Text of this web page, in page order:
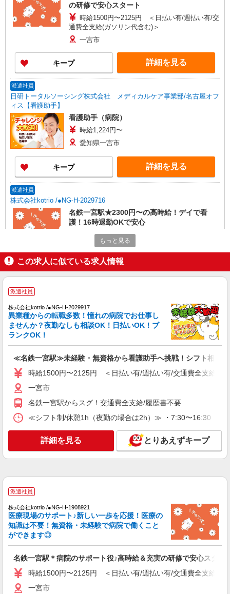
の研修で安心スタート
時給1500円〜2125円 ＜日払い有/週払い有/交
通費全支給(ガソリン代含む)＞
一宮市
キープ 詳細を見る
派遣社員
日研トータルソーシング株式会社 メディカルケア事業部/名古屋オフ
ィス【看護助手】
看護助手（病院）
時給1,224円〜
愛知県一宮市
キープ 詳細を見る
派遣社員
株式会社kotrio /●NG-H-2029716
名鉄一宮駅★2300円〜の高時給！デイで看
護！16時退勤OKで安心
時給2300円〜2875円＜交通費全額支給(ガソリ
ン代含む)/日払い可/週払い可＞
一宮市
詳細を見る
株式会社kotrio /●NG-H-2093546
≪名鉄一宮駅≫未経験・無資格から看護助手へ
時給1500円〜2125円 ＜日払い有/週払い有/交
通費全支給(ガソリン代含む)＞
一宮市
派遣社員
看護助手
時給1600円 ◆前払い・日払い・週払いOK
派遣社員
（株）ウィルオブ・ワークCW 名古屋支店/ms230101
時給1400円 ◆前払い・日払い・週払いOK
愛知県一宮市一宮駅周辺
もっと見る
この求人に似ている求人情報
派遣社員
株式会社kotrio /●NG-H-2029917
異業種からの転職多数！憧れの病院でお仕事し
ませんか？夜勤なしも相談OK！日払いOK！ブ
ランクOK！
≪名鉄一宮駅≫未経験・無資格から看護助手へ挑戦！シフト相談
時給1500円〜2125円 ＜日払い有/週払い有/交通費全支給(ガ
一宮市
名鉄一宮駅からスグ！交通費全支給/履歴書不要
≪シフト制/休憩1h（夜勤の場合は2h）≫ ・7:30〜16:30 ・
詳細を見る とりあえずキープ
派遣社員
株式会社kotrio /●NG-H-1908921
医療現場のサポート♪新しい一歩を応援！医療の
知識は不要！無資格・未経験で病院で働くこと
ができます◎
名鉄一宮駅＊病院のサポート役♪高時給＆充実の研修で安心スター
時給1500円〜2125円 ＜日払い有/週払い有/交通費全支給(ガ
一宮市